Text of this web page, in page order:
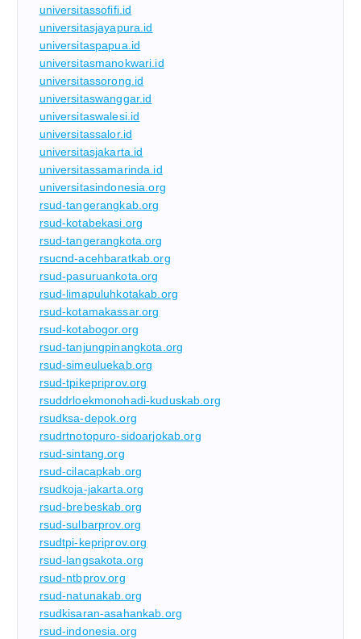
universitassofifi.id
universitasjayapura.id
universitaspapua.id
universitasmanokwari.id
universitassorong.id
universitaswanggar.id
universitaswalesi.id
universitassalor.id
universitasjakarta.id
universitassamarinda.id
universitasindonesia.org
rsud-tangerangkab.org
rsud-kotabekasi.org
rsud-tangerangkota.org
rsucnd-acehbaratkab.org
rsud-pasuruankota.org
rsud-limapuluhkotakab.org
rsud-kotamakassar.org
rsud-kotabogor.org
rsud-tanjungpinangkota.org
rsud-simeuluekab.org
rsud-tpikepriprov.org
rsuddrloekmonohadi-kuduskab.org
rsudksa-depok.org
rsudrtnotopuro-sidoarjokab.org
rsud-sintang.org
rsud-cilacapkab.org
rsudkoja-jakarta.org
rsud-brebeskab.org
rsud-sulbarprov.org
rsudtpi-kepriprov.org
rsud-langsakota.org
rsud-ntbprov.org
rsud-natunakab.org
rsudkisaran-asahankab.org
rsud-indonesia.org